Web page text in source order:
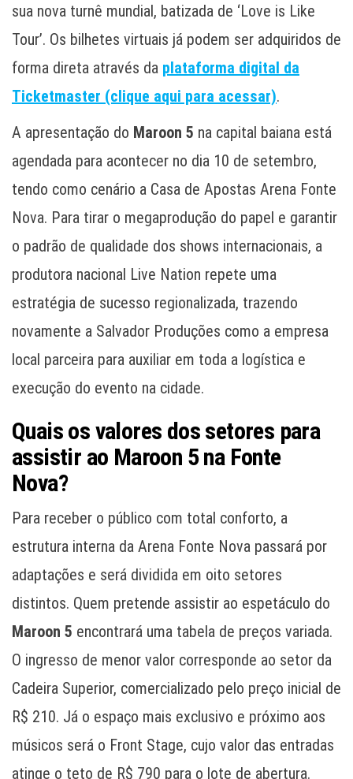
sua nova turnê mundial, batizada de ‘Love is Like
Tour’. Os bilhetes virtuais já podem ser adquiridos de
forma direta através da plataforma digital da
Ticketmaster (clique aqui para acessar).
A apresentação do Maroon 5 na capital baiana está
agendada para acontecer no dia 10 de setembro,
tendo como cenário a Casa de Apostas Arena Fonte
Nova. Para tirar o megaprodução do papel e garantir
o padrão de qualidade dos shows internacionais, a
produtora nacional Live Nation repete uma
estratégia de sucesso regionalizada, trazendo
novamente a Salvador Produções como a empresa
local parceira para auxiliar em toda a logística e
execução do evento na cidade.
Quais os valores dos setores para
assistir ao Maroon 5 na Fonte
Nova?
Para receber o público com total conforto, a
estrutura interna da Arena Fonte Nova passará por
adaptações e será dividida em oito setores
distintos. Quem pretende assistir ao espetáculo do
Maroon 5 encontrará uma tabela de preços variada.
O ingresso de menor valor corresponde ao setor da
Cadeira Superior, comercializado pelo preço inicial de
R$ 210. Já o espaço mais exclusivo e próximo aos
músicos será o Front Stage, cujo valor das entradas
atinge o teto de R$ 790 para o lote de abertura.